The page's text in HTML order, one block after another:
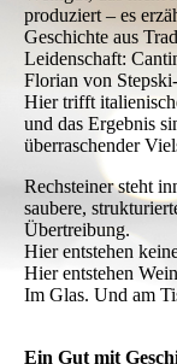
produziert – es
Geschichte aus
Leidenschaft:
Florian von
Hier trifft
und das Ergebnis
überraschender
Rechsteiner steht
saubere,
Übertreibung.
Hier entstehen
Hier entstehen
Im Glas. Und am
Ein Gut mit